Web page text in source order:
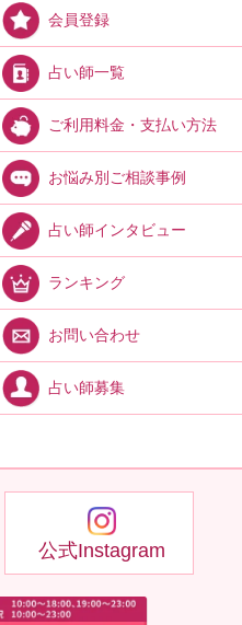
会員登録
占い師一覧
ご利用料金・支払い方法
お悩み別ご相談事例
占い師インタビュー
ランキング
お問い合わせ
占い師募集
公式Instagram